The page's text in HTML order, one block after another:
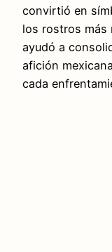
convirtió en
los rostros más
ayudó a
afición
cada